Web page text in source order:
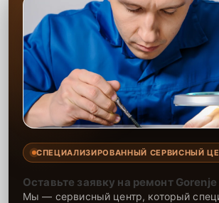
СПЕЦИАЛИЗИРОВАННЫЙ СЕРВИСНЫЙ
Оставьте заявку на ремонт Gorenje
Мы — сервисный центр, который